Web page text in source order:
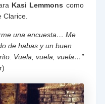
Kasi Lemmons como
Clarice.
una encuesta… Me
de habas y un buen
Vuela, vuela, vuela…”